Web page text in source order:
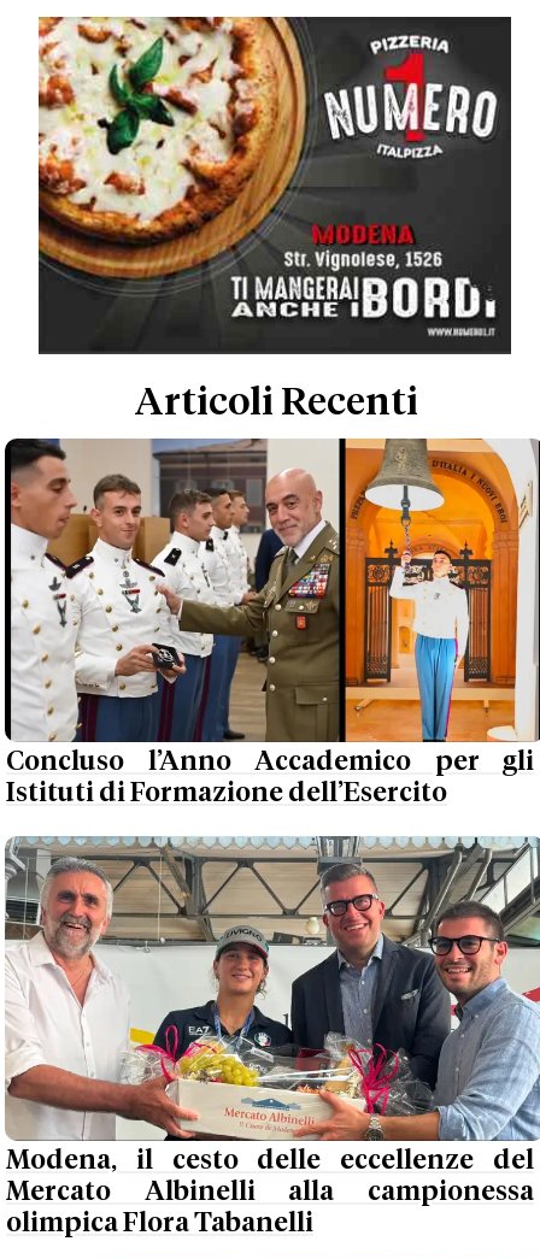
Articoli Recenti
Concluso l’Anno Accademico per gli
Istituti di Formazione dell’Esercito
Modena, il cesto delle eccellenze del
Mercato Albinelli alla campionessa
olimpica Flora Tabanelli